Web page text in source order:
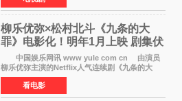
是孔晓振继《毛骨
柳乐优弥×松村北斗《九条的大
罪》电影化！明年1月上映 剧集伏
笔将全面揭晓
中国娱乐网讯 www yule com cn 由演员
柳乐优弥主演的Netflix人气连续剧《九条的大
罪》正式宣布改编为电影，将于明年1月8日全国
上映。柳乐优弥与SixTONES松村北斗再度联
手，为观众带来这部
看电影